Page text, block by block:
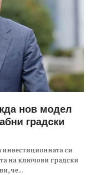
нов модел
градски
си
на ключови градски
че...